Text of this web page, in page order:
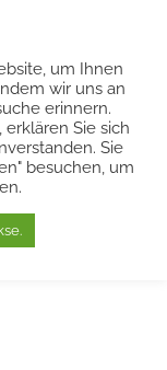
um Ihnen
wir uns an
erinnern.
Sie sich
Sie
besuchen, um